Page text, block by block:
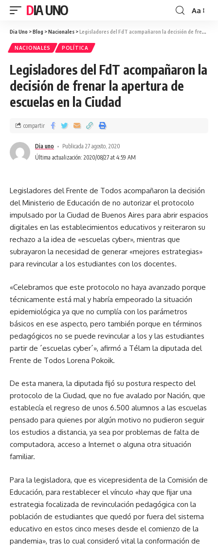
DIA UNO Aa
Dia Uno >Blog >Nacionales >Legisladores del FdT acompañaron la decisión de frenar la apertura de escuelas en la Ciudad
NACIONALES POLÍTICA
Legisladores del FdT acompañaron la
decisión de frenar la apertura de
escuelas en la Ciudad
Última actualización: 2020/08/27 at 4:59 AM
Dia uno Publicada 27 agosto, 2020
compartir
Legisladores del Frente de Todos acompañaron la decisión
del Ministerio de Educación de no autorizar el protocolo
impulsado por la Ciudad de Buenos Aires para abrir espacios
digitales en las establecimientos educativos y reiteraron su
rechazo a la idea de «escuelas cyber», mientras que
subrayaron la necesidad de generar «mejores estrategias»
para revincular a los estudiantes con los docentes.
«Celebramos que este protocolo no haya avanzado porque
técnicamente está mal y habría empeorado la situación
epidemiológica ya que no cumplía con los parámetros
básicos en ese aspecto, pero también porque en términos
pedagógicos no se puede revincular a los y las estudiantes
partir de ´escuelas cyber´», afirmó a Télam la diputada del
Frente de Todos Lorena Pokoik.
De esta manera, la diputada fijó su postura respecto del
protocolo de la Ciudad, que no fue avalado por Nación, que
establecía el regreso de unos 6.500 alumnos a las escuelas
pensado para quienes por algún motivo no pudieron seguir
los estudios a distancia, ya sea por problemas de falta de
computadora, acceso a Internet o alguna otra situación
familiar.
Para la legisladora, que es vicepresidenta de la Comisión de
Educación, para restablecer el vínculo «hay que fijar una
estrategia focalizada de revinculación pedagógica con la
población de estudiantes que quedó por fuera del sistema
educativo en estos cinco meses desde el comienzo de la
pandemia», tras lo cual consideró vital la conformación de